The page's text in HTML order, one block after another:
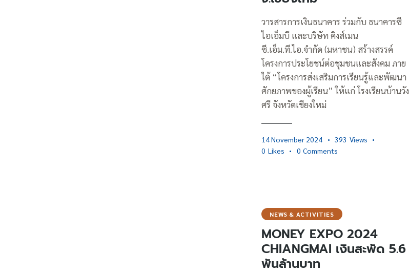
วารสารการเงินธนาคาร ร่วมกับ ธนาคารซี
ไอเอ็มบี และบริษัท คิงส์เมน
ซี.เอ็ม.ที.ไอ.จำกัด (มหาชน) สร้างสรรค์
โครงการประโยชน์ต่อชุมชนและสังคม ภาย
ใต้ “โครงการส่งเสริมการเรียนรู้และพัฒนา
ศักยภาพของผู้เรียน” ให้แก่ โรงเรียนบ้านวัง
ศรี จังหวัดเชียงใหม่
14 November 2024 393 Views
0 Likes 0 Comments
NEWS & ACTIVITIES
MONEY EXPO 2024
CHIANGMAI เงินสะพัด 5.6
พันล้านบาท